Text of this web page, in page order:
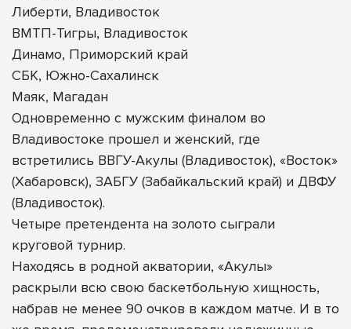
Либерти, Владивосток
ВМТП-Тигры, Владивосток
Динамо, Приморский край
СБК, Южно-Сахалинск
Маяк, Магадан
Одновременно с мужским финалом во
Владивостоке прошел и женский, где
встретились ВВГУ-Акулы (Владивосток), «Восток»
(Хабаровск), ЗАБГУ (Забайкальский край) и ДВФУ
(Владивосток).
Четыре претендента на золото сыграли
круговой турнир.
Находясь в родной акватории, «Акулы»
раскрыли всю свою баскетбольную хищность,
набрав не менее 90 очков в каждом матче. И в то